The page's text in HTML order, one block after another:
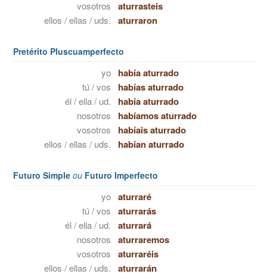
vosotros aturrasteis
ellos / ellas / uds. aturraron
Pretérito Pluscuamperfecto
yo había aturrado
tú / vos habías aturrado
él / ella / ud. había aturrado
nosotros habíamos aturrado
vosotros habíais aturrado
ellos / ellas / uds. habían aturrado
Futuro Simple ou Futuro Imperfecto
yo aturraré
tú / vos aturrarás
él / ella / ud. aturrará
nosotros aturraremos
vosotros aturraréis
ellos / ellas / uds. aturrarán